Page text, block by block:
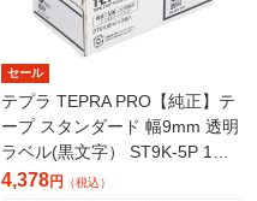
セール
テプラ TEPRA PRO【純正】テ
ープ スタンダード 幅9mm 透明
ラベル(黒文字） ST9K-5P 1セ
ット（5個入） キングジム
4,378円 （税込）